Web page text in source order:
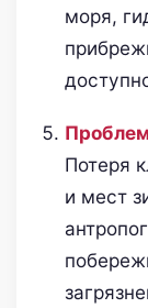
моря,
Потеря
и мест